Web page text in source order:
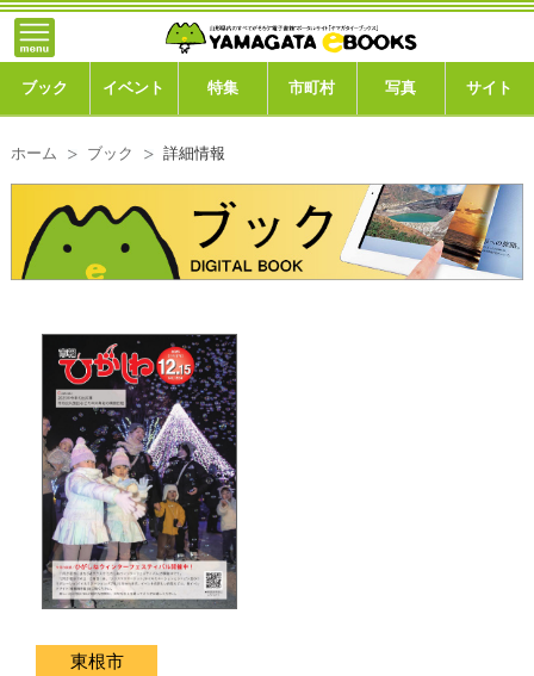
ブック イベント 特集 市町村 写真 サイト
ホーム ブック 詳細情報
東根市
トップ
ブック
市町村
このサイトについて
運営会社
ご利用ガイド
よくある質問
サイトマップ
}; -->